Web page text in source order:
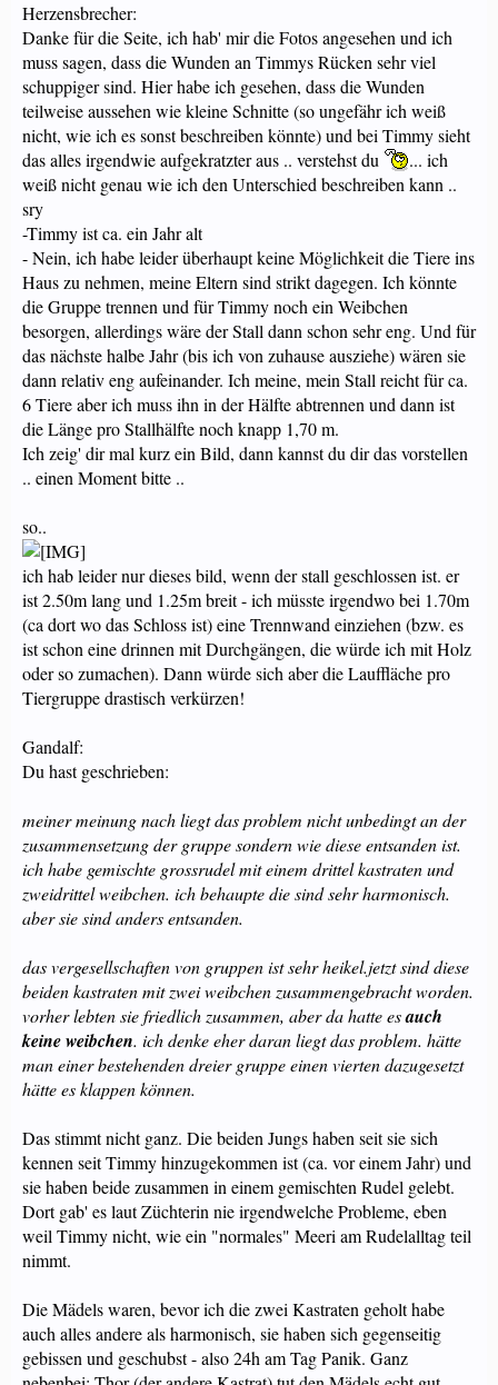
Herzensbrecher:
Danke für die Seite, ich hab' mir die Fotos angesehen und ich
muss sagen, dass die Wunden an Timmys Rücken sehr viel
schuppiger sind. Hier habe ich gesehen, dass die Wunden
teilweise aussehen wie kleine Schnitte (so ungefähr ich weiß
nicht, wie ich es sonst beschreiben könnte) und bei Timmy sieht
das alles irgendwie aufgekratzter aus .. verstehst du
... ich
weiß nicht genau wie ich den Unterschied beschreiben kann ..
sry
-Timmy ist ca. ein Jahr alt
- Nein, ich habe leider überhaupt keine Möglichkeit die Tiere ins
Haus zu nehmen, meine Eltern sind strikt dagegen. Ich könnte
die Gruppe trennen und für Timmy noch ein Weibchen
besorgen, allerdings wäre der Stall dann schon sehr eng. Und für
das nächste halbe Jahr (bis ich von zuhause ausziehe) wären sie
dann relativ eng aufeinander. Ich meine, mein Stall reicht für ca.
6 Tiere aber ich muss ihn in der Hälfte abtrennen und dann ist
die Länge pro Stallhälfte noch knapp 1,70 m.
Ich zeig' dir mal kurz ein Bild, dann kannst du dir das vorstellen
.. einen Moment bitte ..
so..
ich hab leider nur dieses bild, wenn der stall geschlossen ist. er
ist 2.50m lang und 1.25m breit - ich müsste irgendwo bei 1.70m
(ca dort wo das Schloss ist) eine Trennwand einziehen (bzw. es
ist schon eine drinnen mit Durchgängen, die würde ich mit Holz
oder so zumachen). Dann würde sich aber die Lauffläche pro
Tiergruppe drastisch verkürzen!
Gandalf:
Du hast geschrieben:
meiner meinung nach liegt das problem nicht unbedingt an der
zusammensetzung der gruppe sondern wie diese entsanden ist.
ich habe gemischte grossrudel mit einem drittel kastraten und
zweidrittel weibchen. ich behaupte die sind sehr harmonisch.
aber sie sind anders entsanden.
das vergesellschaften von gruppen ist sehr heikel.jetzt sind diese
beiden kastraten mit zwei weibchen zusammengebracht worden.
vorher lebten sie friedlich zusammen, aber da hatte esauch
keine weibchen. ich denke eher daran liegt das problem. hätte
man einer bestehenden dreier gruppe einen vierten dazugesetzt
hätte es klappen können.
Das stimmt nicht ganz. Die beiden Jungs haben seit sie sich
kennen seit Timmy hinzugekommen ist (ca. vor einem Jahr) und
sie haben beide zusammen in einem gemischten Rudel gelebt.
Dort gab' es laut Züchterin nie irgendwelche Probleme, eben
weil Timmy nicht, wie ein "normales" Meeri am Rudelalltag teil
nimmt.
Die Mädels waren, bevor ich die zwei Kastraten geholt habe
auch alles andere als harmonisch, sie haben sich gegenseitig
gebissen und geschubst - also 24h am Tag Panik. Ganz